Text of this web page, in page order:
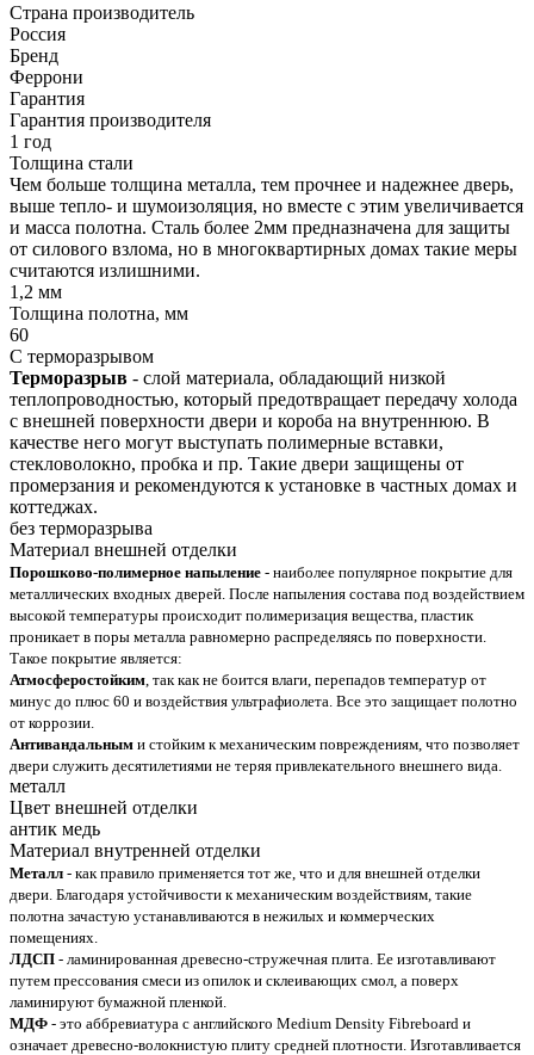
Страна производитель
Россия
Бренд
Феррони
Гарантия
Гарантия производителя
1 год
Толщина стали
Чем больше толщина металла, тем прочнее и надежнее дверь,
выше тепло- и шумоизоляция, но вместе с этим увеличивается
и масса полотна. Сталь более 2мм предназначена для защиты
от силового взлома, но в многоквартирных домах такие меры
считаются излишними.
1,2 мм
Толщина полотна, мм
60
С терморазрывом
Терморазрыв - слой материала, обладающий низкой
теплопроводностью, который предотвращает передачу холода
с внешней поверхности двери и короба на внутреннюю. В
качестве него могут выступать полимерные вставки,
стекловолокно, пробка и пр. Такие двери защищены от
промерзания и рекомендуются к установке в частных домах и
коттеджах.
без терморазрыва
Материал внешней отделки
Порошково-полимерное напыление - наиболее популярное покрытие для
металлических входных дверей. После напыления состава под воздействием
высокой температуры происходит полимеризация вещества, пластик
проникает в поры металла равномерно распределяясь по поверхности.
Такое покрытие является:
Атмосферостойким , так как не боится влаги, перепадов температур от
минус до плюс 60 и воздействия ультрафиолета. Все это защищает полотно
от коррозии.
Антивандальным и стойким к механическим повреждениям, что позволяет
двери служить десятилетиями не теряя привлекательного внешнего вида.
металл
Цвет внешней отделки
антик медь
Материал внутренней отделки
Металл - как правило применяется тот же, что и для внешней отделки
двери. Благодаря устойчивости к механическим воздействиям, такие
полотна зачастую устанавливаются в нежилых и коммерческих
помещениях.
ЛДСП - ламинированная древесно-стружечная плита. Ее изготавливают
путем прессования смеси из опилок и склеивающих смол, а поверх
ламинируют бумажной пленкой.
МДФ - это аббревиатура с английского Medium Density Fibreboard и
означает древесно-волокнистую плиту средней плотности. Изготавливается